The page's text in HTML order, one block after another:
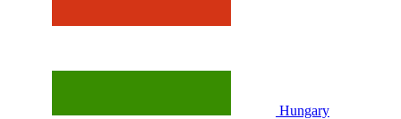
Hungary